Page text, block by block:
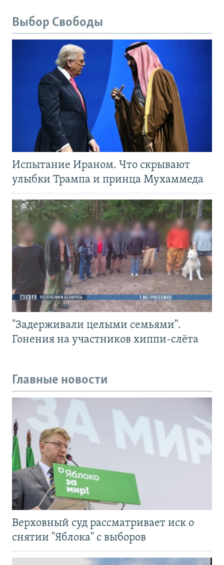
Выбор Свободы
Испытание Ираном. Что скрывают
улыбки Трампа и принца Мухаммеда
"Задерживали целыми семьями".
Гонения на участников хиппи-слёта
Главные новости
Верховный суд рассматривает иск о
снятии "Яблока" с выборов